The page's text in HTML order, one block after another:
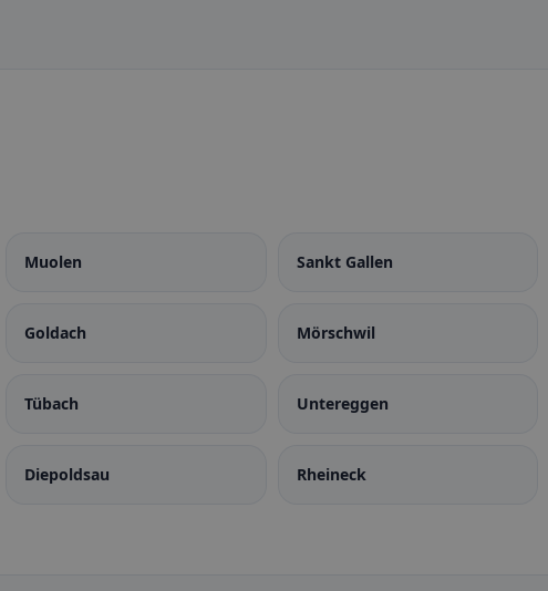
Muolen Sankt Gallen
Goldach Mörschwil
Tübach Untereggen
Diepoldsau Rheineck